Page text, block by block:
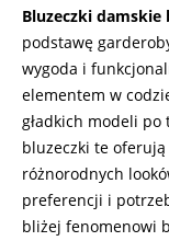
Bluzeczki damskie
podstawę
wygoda i
elementem w
gładkich modeli
bluzeczki te
różnorodnych
preferencji i
bliżej fenomenowi